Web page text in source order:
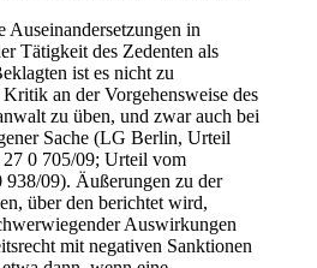
Auseinandersetzungen in
Tätigkeit des Zedenten als
ist es nicht zu
an der Vorgehensweise des
zu üben, und zwar auch bei
Sache (LG Berlin, Urteil
0 705/09; Urteil vom
09). Äußerungen zu der
über den berichtet wird,
Auswirkungen
mit negativen Sanktionen